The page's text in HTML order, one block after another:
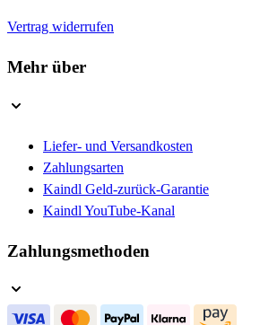
Vertrag widerrufen
Mehr über
Liefer- und Versandkosten
Zahlungsarten
Kaindl Geld-zurück-Garantie
Kaindl YouTube-Kanal
Zahlungsmethoden